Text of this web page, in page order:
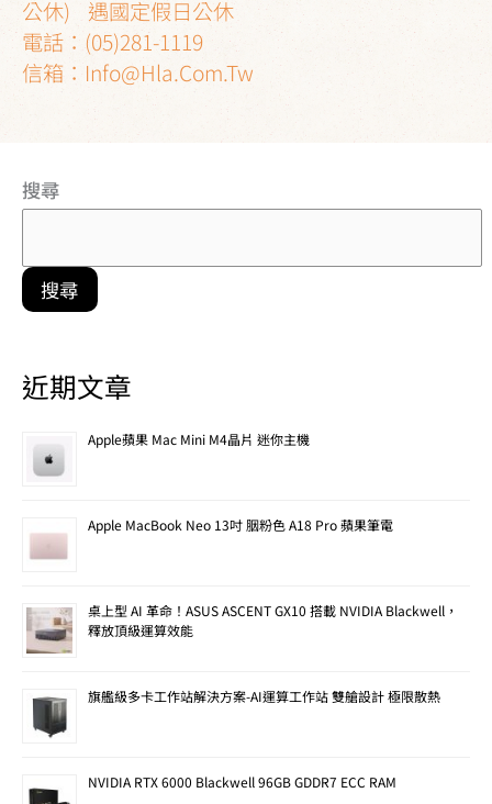
公休) 遇國定假日公休
電話：(05)281-1119
信箱： Info@hla.com.tw
搜尋
搜尋
近期文章
Apple蘋果 Mac Mini M4晶片 迷你主機
Apple MacBook Neo 13吋 胭粉色 A18 Pro 蘋果筆電
桌上型 AI 革命！ASUS ASCENT GX10 搭載 NVIDIA Blackwell，
釋放頂級運算效能
旗艦級多卡工作站解決方案-AI運算工作站 雙艙設計 極限散熱
NVIDIA RTX 6000 Blackwell 96GB GDDR7 ECC RAM